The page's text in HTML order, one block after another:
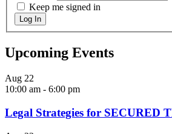
Keep me signed in
Log In
Upcoming Events
Aug 22
10:00 am - 6:00 pm
Legal Strategies for SECURED